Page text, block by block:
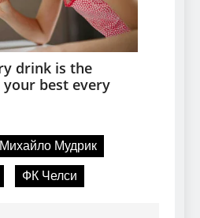
Михайло Мудрик
ФК Челси